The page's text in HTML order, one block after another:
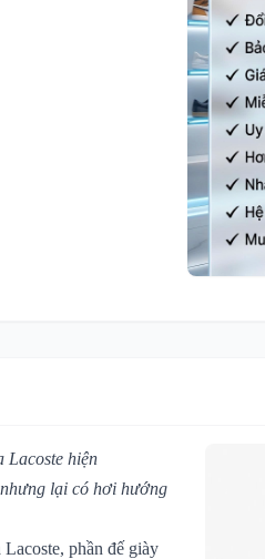
Lacoste hiện
lại có hơi hướng
phần đế giày